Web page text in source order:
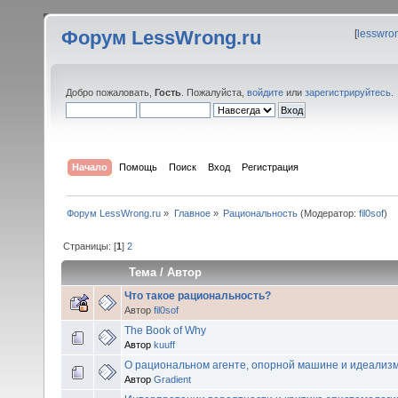
Форум LessWrong.ru [
Добро пожаловать, Гость . Пожалуйста, войдите или зарегистрируйтесь
Начало Помощь Поиск Вход Регистрация
Форум LessWrong.ru » Главное» Рациональность(Модератор: fil0sof)
Страницы: [1]2
Тема /Автор
Что такое рациональность?
Автор fil0sof
The Book of Why
Автор kuuff
О рациональном агенте, опорной машине и
Автор Gradient